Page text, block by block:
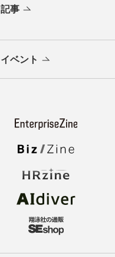
記事
イベント